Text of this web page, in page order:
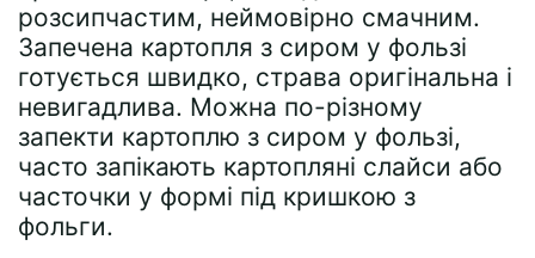
розсипчастим, неймовірно смачним.
Запечена картопля з сиром у фользі
готується швидко, страва оригінальна і
невигадлива. Можна по-різному
запекти картоплю з сиром у фользі,
часто запікають картопляні слайси або
часточки у формі під кришкою з
фольги.